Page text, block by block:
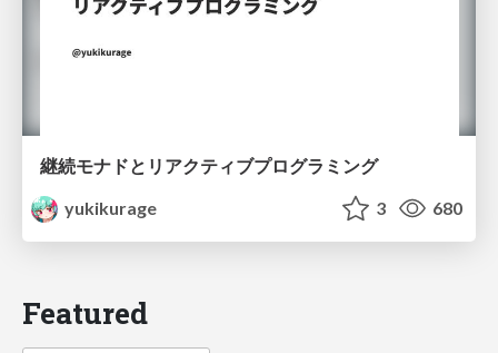
継続モナドとリアクティブプログラミング
yukikurage
3 680
Featured